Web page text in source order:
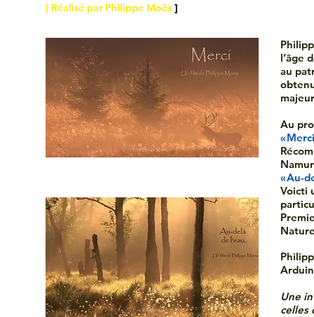
[ Réalisé par Philippe Moës ]
l’âge
au
Au
«
« Au-
Voicti
Une
celles